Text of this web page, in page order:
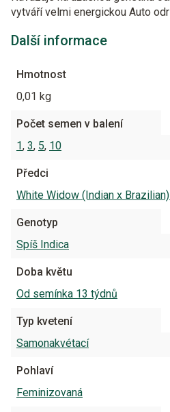
vytváří velmi energickou Auto
Další informace
Hmotnost
0,01 kg
Počet semen v balení
1, 3, 5, 10
Předci
White Widow (Indian x
Genotyp
Spíš Indica
Doba květu
Od semínka 13 týdnů
Typ kvetení
Samonakvétací
Pohlaví
Feminizovaná